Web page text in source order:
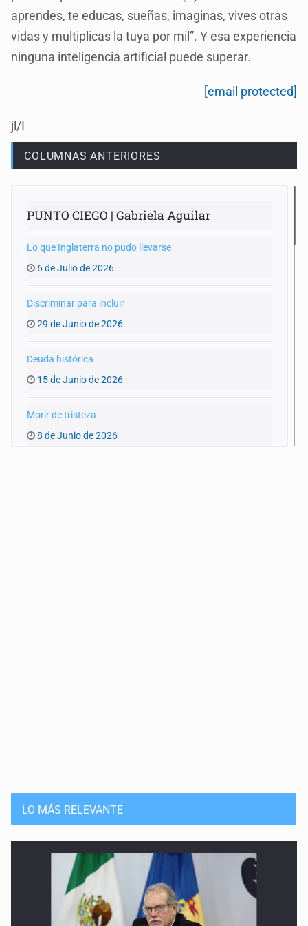
aprendes, te educas, sueñas, imaginas, vives otras
vidas y multiplicas la tuya por mil”. Y esa experiencia
ninguna inteligencia artificial puede superar.
[email protected]
jl/I
COLUMNAS ANTERIORES
PUNTO CIEGO | Gabriela Aguilar
Lo que Inglaterra no pudo llevarse
6 de Julio de 2026
Discriminar para incluir
29 de Junio de 2026
Deuda histórica
15 de Junio de 2026
Morir de tristeza
8 de Junio de 2026
Leer sin atención: la derrota silenciosa
20 de Abril de 2026
No es cuota, es historia
13 de Abril de 2026
La violencia que estamos criando
LO MÁS RELEVANTE